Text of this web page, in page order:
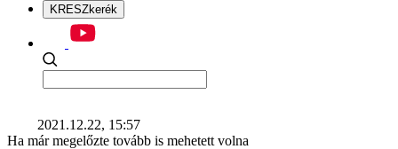
KRESZkerék
2021.12.22, 15:57
Ha már megelőzte tovább is mehetett volna